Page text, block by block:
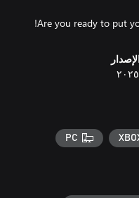
Are you ready to put
PC